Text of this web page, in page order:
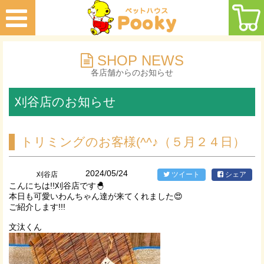
SHOP NEWS
各店舗からのお知らせ
刈谷店のお知らせ
トリミングのお客様(^^♪（５月２４日）
刈谷店 2024/05/24 ツイート シェア
こんにちは!!刈谷店です🐣
本日も可愛いわんちゃん達が来てくれました😍
ご紹介します!!!
文汰くん